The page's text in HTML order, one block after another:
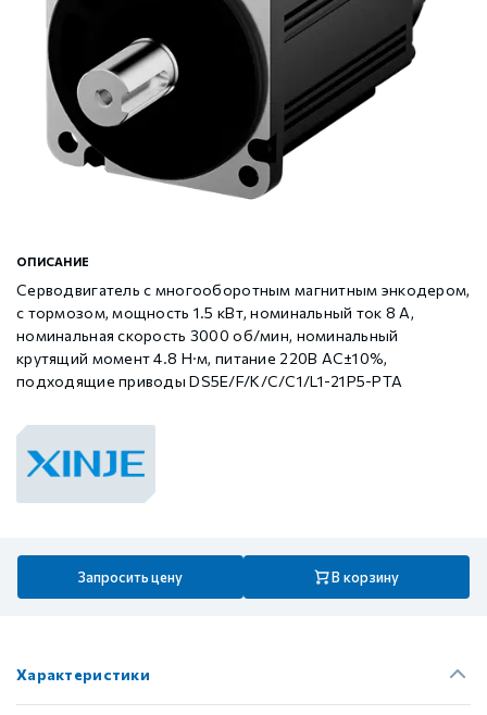
ОПИСАНИЕ
Серводвигатель с многооборотным магнитным энкодером,
с тормозом, мощность 1.5 кВт, номинальный ток 8 А,
номинальная скорость 3000 об/мин, номинальный
крутящий момент 4.8 Н·м, питание 220В AC±10%,
подходящие приводы DS5E/F/K/C/C1/L1-21P5-PTA
Запросить цену В корзину
Характеристики
Стабур
Xinje XD
Xinje XP (PLC+HMI)
Xinje HVAC
Беспроводное оборудование WoMaster
SFP модули WoMaster
Xinje Аксессуары
Серводрайверы Xinje DL6 Высокоточные
Серводвигатели Xinje MS6
Серводвигатели Xinje MF3
Аксессуары Xinje
Шаговые драйверы Xinje DP3L (высоковольтные
импульсные с разомкнутым контуром)
Шаговые драйверы Xinje DP3S (Modbus RTU, с
замкнутым контуром)
Шаговые драйверы Xinje DP3SL (Modbus RTU, с
разомкнутым контуром)
управления
Шаговые двигатели MP3 с разомкнутым контуром
управления